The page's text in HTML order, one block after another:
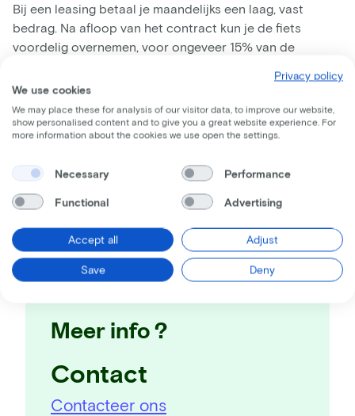
Bij een leasing betaal je maandelijks een laag, vast
bedrag. Na afloop van het contract kun je de fiets
voordelig overnemen, voor ongeveer 15% van de
is je leasefiets altijd inclusief onderhoud, verzekering en
pechbijstand. Kies je voor het premium pakket? Dan zijn
er nooit extra kosten voor onderhoud en
reparaties!Tenslotte kan je kiezen uit alle type fietsen en
Keuzestress?
Ben je overtuigd? Heb je nog vragen? Neem gerust
Meer info ?
Contact
Contacteer ons
Privacy policy
We use cookies
We may place these for analysis of our visitor data, to improve our website,
show personalised content and to give you a great website experience. For
more information about the cookies we use open the settings.
Necessary Performance
Functional Advertising
Accept all Adjust
Save Deny